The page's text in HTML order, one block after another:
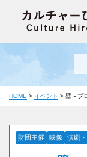
HOME > イベント > 壁～プ
財団主催 映像 演劇